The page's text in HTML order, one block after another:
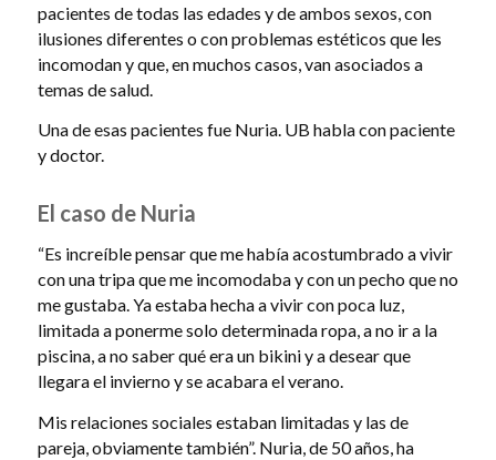
pacientes de todas las edades y de ambos sexos, con
ilusiones diferentes o con problemas estéticos que les
incomodan y que, en muchos casos, van asociados a
temas de salud.
Una de esas pacientes fue Nuria. UB habla con paciente
y doctor.
El caso de Nuria
“Es increíble pensar que me había acostumbrado a vivir
con una tripa que me incomodaba y con un pecho que no
me gustaba. Ya estaba hecha a vivir con poca luz,
limitada a ponerme solo determinada ropa, a no ir a la
piscina, a no saber qué era un bikini y a desear que
llegara el invierno y se acabara el verano.
Mis relaciones sociales estaban limitadas y las de
pareja, obviamente también”. Nuria, de 50 años, ha